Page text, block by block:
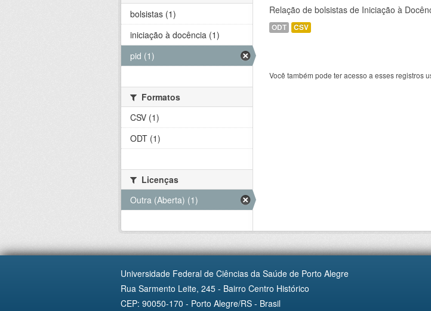
Relação de bolsistas de Iniciação à
ODT CSV
Você também pode ter acesso a esses registros
bolsistas (1)
iniciação à docência (1)
pid (1)
Formatos
CSV (1)
ODT (1)
Licenças
Outra (Aberta) (1)
Universidade Federal de Ciências da Saúde de Porto Alegre
Rua Sarmento Leite, 245 - Bairro Centro Histórico
CEP: 90050-170 - Porto Alegre/RS - Brasil